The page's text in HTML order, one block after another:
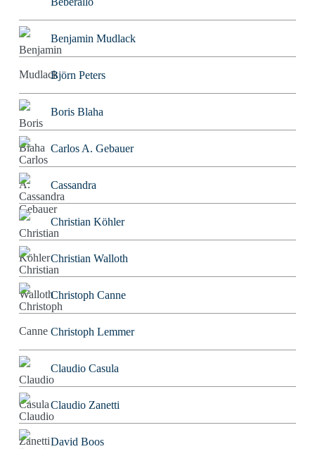
Benjamin Mudlack
Björn Peters
Boris Blaha
Carlos A. Gebauer
Cassandra
Christian Köhler
Christian Walloth
Christoph Canne
Christoph Lemmer
Claudio Casula
Claudio Zanetti
David Boos